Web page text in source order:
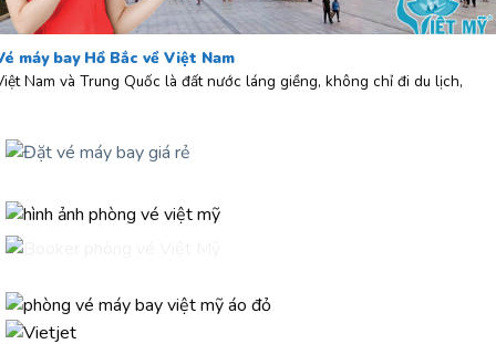
máy bay Hồ Bắc về Việt Nam
Nam và Trung Quốc là đất nước láng giềng, không chỉ đi du lịch,